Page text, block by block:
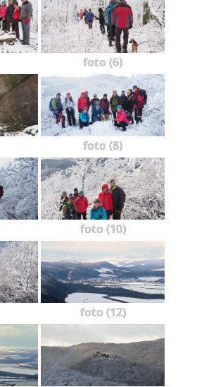
foto (6)
foto (8)
foto (10)
foto (12)